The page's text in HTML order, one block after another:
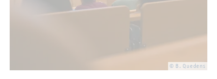
© B. Que­dens